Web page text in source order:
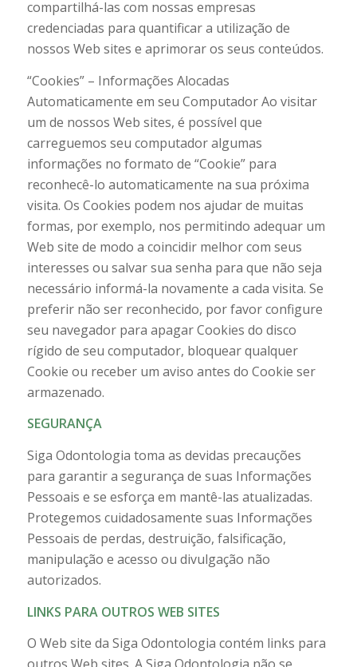
compartilhá-las com nossas empresas
credenciadas para quantificar a utilização de
nossos Web sites e aprimorar os seus conteúdos.
“Cookies” – Informações Alocadas
Automaticamente em seu Computador Ao visitar
um de nossos Web sites, é possível que
carreguemos seu computador algumas
informações no formato de “Cookie” para
reconhecê-lo automaticamente na sua próxima
visita. Os Cookies podem nos ajudar de muitas
formas, por exemplo, nos permitindo adequar um
Web site de modo a coincidir melhor com seus
interesses ou salvar sua senha para que não seja
necessário informá-la novamente a cada visita. Se
preferir não ser reconhecido, por favor configure
seu navegador para apagar Cookies do disco
rígido de seu computador, bloquear qualquer
Cookie ou receber um aviso antes do Cookie ser
armazenado.
SEGURANÇA
Siga Odontologia toma as devidas precauções
para garantir a segurança de suas Informações
Pessoais e se esforça em mantê-las atualizadas.
Protegemos cuidadosamente suas Informações
Pessoais de perdas, destruição, falsificação,
manipulação e acesso ou divulgação não
autorizados.
LINKS PARA OUTROS WEB SITES
O Web site da Siga Odontologia contém links para